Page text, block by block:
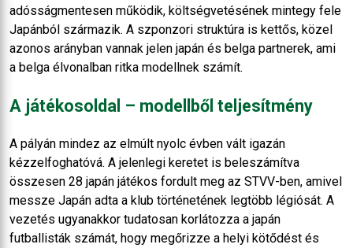
adósságmentesen működik, költségvetésének mintegy fele
Japánból származik. A szponzori struktúra is kettős, közel
azonos arányban vannak jelen japán és belga partnerek, ami
a belga élvonalban ritka modellnek számít.
A játékosoldal – modellből teljesítmény
A pályán mindez az elmúlt nyolc évben vált igazán
kézzelfoghatóvá. A jelenlegi keretet is beleszámítva
összesen 28 japán játékos fordult meg az STVV-ben, amivel
messze Japán adta a klub történetének legtöbb légiósát. A
vezetés ugyanakkor tudatosan korlátozza a japán
futballisták számát, hogy megőrizze a helyi kötődést és